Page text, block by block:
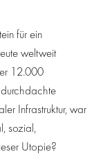
für ein
weltweit
12.000
Infrastruktur, war
sozial,
Utopie?